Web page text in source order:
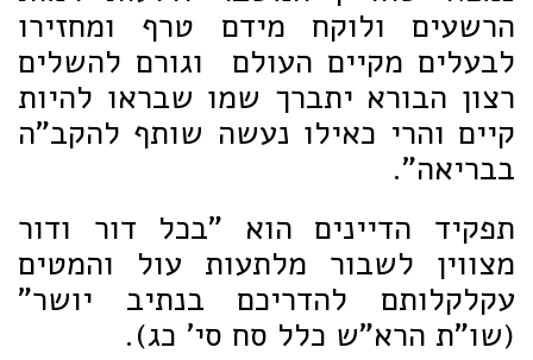
הרשעים ולוקח מידם טרף ומחזירו
לבעלים מקיים העולם וגורם להשלים
רצון הבורא יתברך שמו שבראו להיות
קיים והרי כאילו נעשה שותף להקב"ה
בבריאה".
תפקיד הדיינים הוא "בכל דור ודור
מצווין לשבור מלתעות עול והמטים
עקלקלותם להדריכם בנתיב יושר"
(שו"ת הרא"ש כלל סח סי' כג).